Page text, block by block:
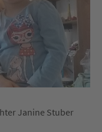
Janine Stuber